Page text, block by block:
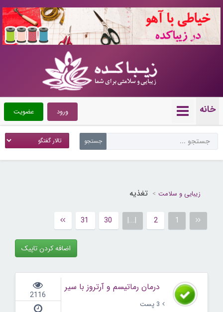
10721723
خانه عضویت ورود
زیبایی و سلامت تغذیه
1
2
|...|
30
31
اضافه کردن تاپیک
درمان رماتیسم و آرتروز با سیر
3 پست
2116